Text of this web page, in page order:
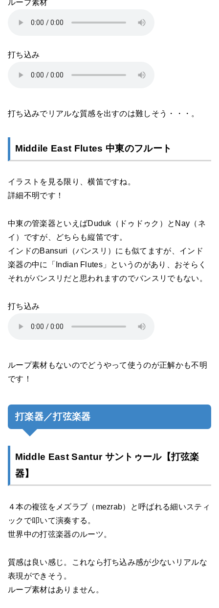
ループ素材
打ち込み
打ち込みでリアルな質感を出すのは難しそう・・・。
Middile East Flutes 中東のフルート
イラストを見る限り、横笛ですね。
詳細不明です！
中東の管楽器といえばDuduk（ドゥドゥク）とNay（ネ
イ）ですが、どちらも縦笛です。
インドのBansuri（バンスリ）にも似てますが、インド
楽器の中に「Indian Flutes」というのがあり、おそらく
それがバンスリだと思われますのでバンスリでもない。
打ち込み
ループ素材もないのでどうやって使うのが正解かも不明
です！
打楽器／打弦楽器
Middle East Santur サントゥール【打弦楽
器】
４本の複弦をメズラブ（mezrab）と呼ばれる細いスティ
ックで叩いて演奏する。
世界中の打弦楽器のルーツ。
質感は良い感じ。これなら打ち込み感が少ないリアルな
表現ができそう。
ループ素材はありません。